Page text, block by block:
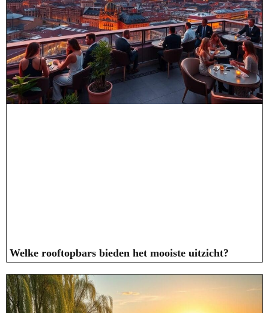
Welke rooftopbars bieden het mooiste uitzicht?